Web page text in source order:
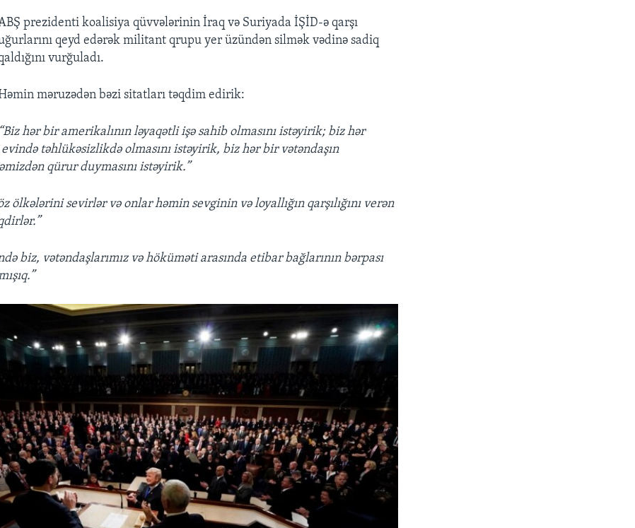
prezidenti koalisiya qüvvələrinin İraq və Suriyada İŞİD-ə qarşı
qeyd edərək militant qrupu yer üzündən silmək vədinə sadiq
vurğuladı.
məruzədən bəzi sitatları təqdim edirik:
“Biz hər bir amerikalının ləyaqətli işə sahib olmasını istəyirik; biz hər
evində təhlükəsizlikdə olmasını istəyirik, biz hər bir vətəndaşın
qürur duymasını istəyirik.”
ölkələrini sevirlər və onlar həmin sevginin və loyallığın qarşılığını verən
biz, vətəndaşlarımız və höküməti arasında etibar bağlarının bərpası